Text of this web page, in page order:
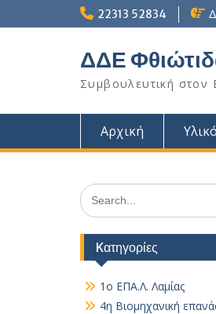
to
22313 52834
ΔΔΕ
Συμβουλευτική στον
Αρχική
Search
for:
Kατηγορίες
1ο ΕΠΑ.Λ. Λαμίας
4η Βιομηχανική